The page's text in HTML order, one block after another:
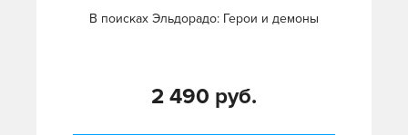
В поисках Эльдорадо: Герои и демоны
2 490 руб.